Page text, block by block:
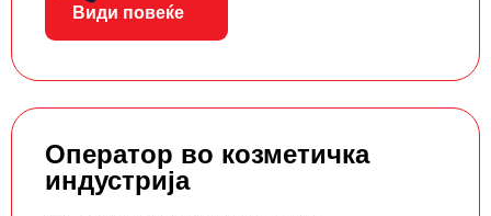
Види повеќе
Оператор во козметичка
индустрија